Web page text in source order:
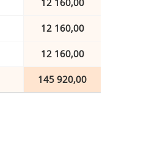
12 160,00
12 160,00
12 160,00
145 920,00